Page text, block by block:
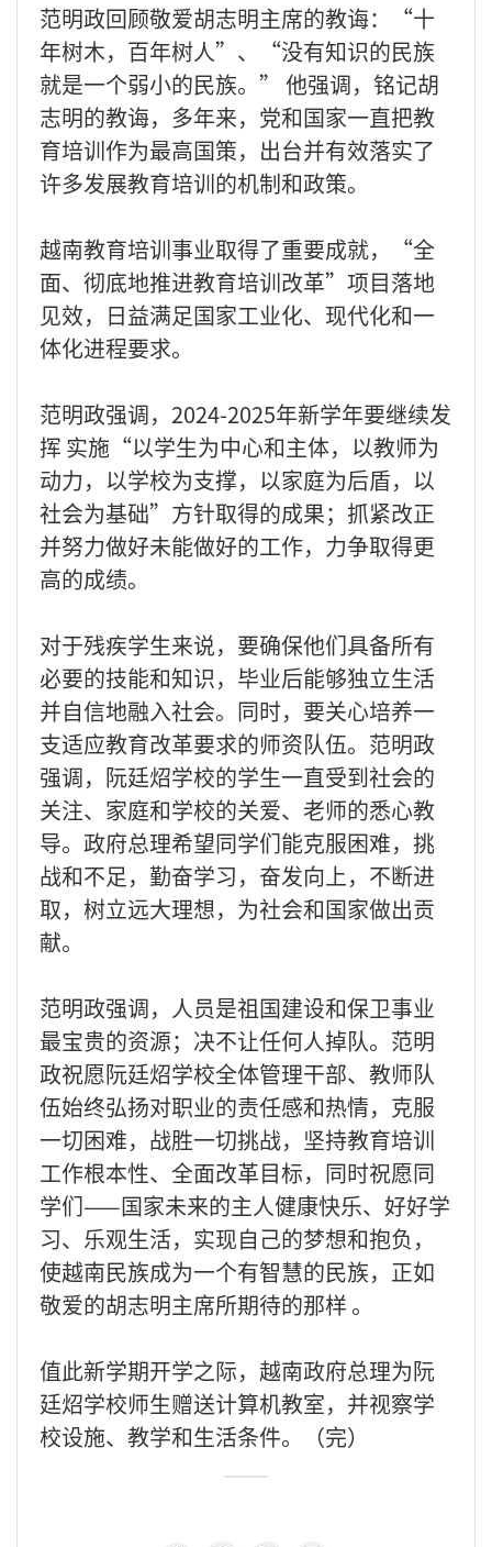
范明政回顾敬爱胡志明主席的教诲：“十
年树木，百年树人”、“没有知识的民族
就是一个弱小的民族。” 他强调，铭记胡
志明的教诲，多年来，党和国家一直把教
育培训作为最高国策，出台并有效落实了
许多发展教育培训的机制和政策。
越南教育培训事业取得了重要成就，“全
面、彻底地推进教育培训改革”项目落地
见效，日益满足国家工业化、现代化和一
体化进程要求。
范明政强调，2024-2025年新学年要继续发
挥 实施“以学生为中心和主体，以教师为
动力，以学校为支撑，以家庭为后盾，以
社会为基础”方针取得的成果；抓紧改正
并努力做好未能做好的工作，力争取得更
高的成绩。
对于残疾学生来说，要确保他们具备所有
必要的技能和知识，毕业后能够独立生活
并自信地融入社会。同时，要关心培养一
支适应教育改革要求的师资队伍。范明政
强调，阮廷炤学校的学生一直受到社会的
关注、家庭和学校的关爱、老师的悉心教
导。政府总理希望同学们能克服困难，挑
战和不足，勤奋学习，奋发向上，不断进
取，树立远大理想，为社会和国家做出贡
献。
范明政强调，人员是祖国建设和保卫事业
最宝贵的资源；决不让任何人掉队。范明
政祝愿阮廷炤学校全体管理干部、教师队
伍始终弘扬对职业的责任感和热情，克服
一切困难，战胜一切挑战，坚持教育培训
工作根本性、全面改革目标，同时祝愿同
学们——国家未来的主人健康快乐、好好学
习、乐观生活，实现自己的梦想和抱负，
使越南民族成为一个有智慧的民族，正如
敬爱的胡志明主席所期待的那样 。
值此新学期开学之际，越南政府总理为阮
廷炤学校师生赠送计算机教室，并视察学
校设施、教学和生活条件。（完）